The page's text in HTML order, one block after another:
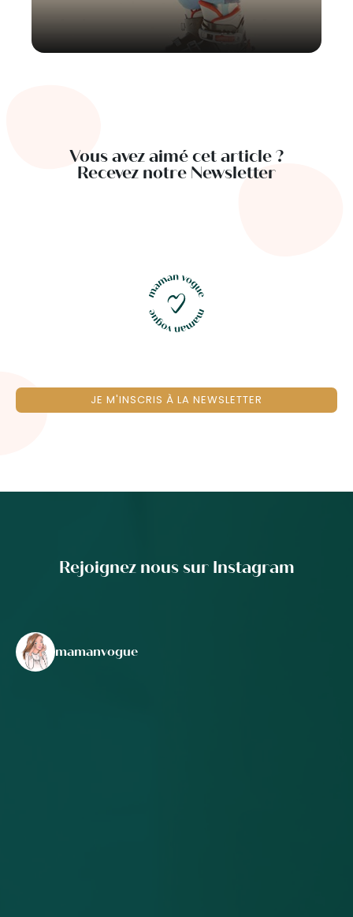
Vous avez aimé cet article ?
Recevez notre Newsletter
JE M'INSCRIS À LA NEWSLETTER
Rejoignez nous sur Instagram
mamanvogue